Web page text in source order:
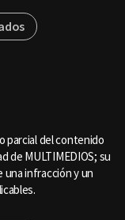
parcial del contenido
de MULTIMEDIOS; su
infracción y un